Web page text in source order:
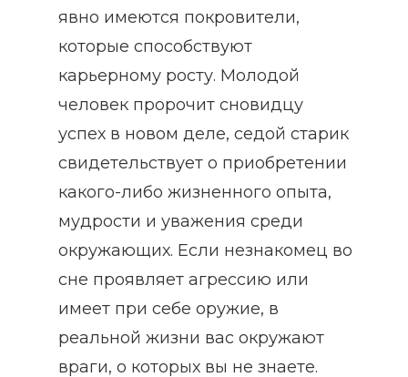
явно имеются покровители,
которые способствуют
карьерному росту. Молодой
человек пророчит сновидцу
успех в новом деле, седой старик
свидетельствует о приобретении
какого-либо жизненного опыта,
мудрости и уважения среди
окружающих. Если незнакомец во
сне проявляет агрессию или
имеет при себе оружие, в
реальной жизни вас окружают
враги, о которых вы не знаете.